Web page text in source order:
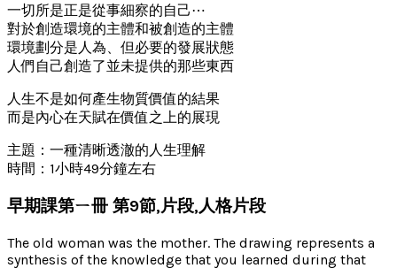
一切所是正是從事細察的自己⋯
對於創造環境的主體和被創造的主體
環境劃分是人為、但必要的發展狀態
人們自己創造了並未提供的那些東西
人生不是如何產生物質價值的結果
而是內心在天賦在價值之上的展現
主題：一種清晰透澈的人生理解
時間：1小時49分鐘左右
早期課第ㄧ冊 第9節,片段,人格片段
The old woman was the mother. The drawing represents a
synthesis of the knowledge that you learned during that